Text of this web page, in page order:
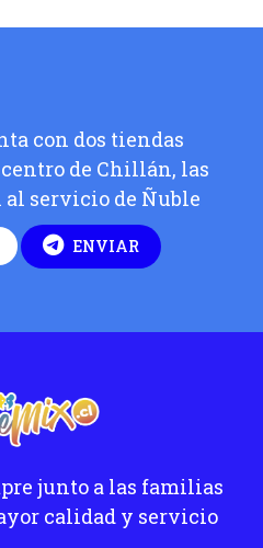
con dos tiendas
de Chillán, las
al servicio de Ñuble
ENVIAR
junto a las familias
calidad y servicio